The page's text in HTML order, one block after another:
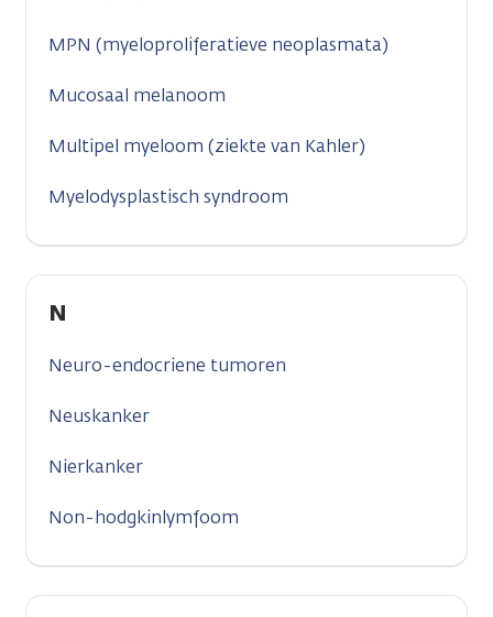
MPN (myeloproliferatieve neoplasmata)
Mucosaal melanoom
Multipel myeloom (ziekte van Kahler)
Myelodysplastisch syndroom
N
Neuro-endocriene tumoren
Neuskanker
Nierkanker
Non-hodgkinlymfoom